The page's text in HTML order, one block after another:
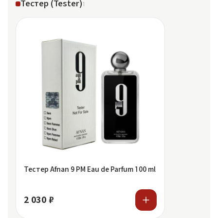
Тестер (Tester)1
Тестер Afnan 9 PM Eau de Parfum 100 ml
2 030 ₽